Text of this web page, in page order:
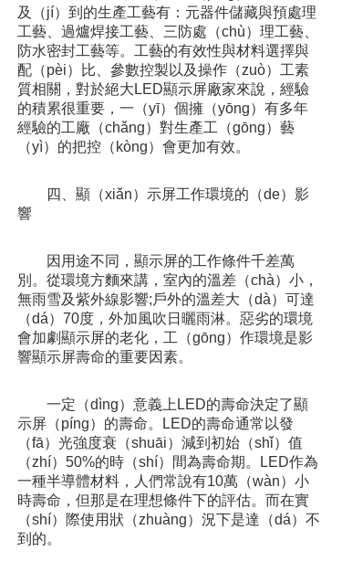
及（jí）到的生產工藝有：元器件儲藏與預處理
工藝、過爐焊接工藝、三防處（chù）理工藝、
防水密封工藝等。工藝的有效性與材料選擇與
配（pèi）比、參數控製以及操作（zuò）工素
質相關，對於絕大LED顯示屏廠家來說，經驗
的積累很重要，一（yī）個擁（yōng）有多年
經驗的工廠（chǎng）對生產工（gōng）藝
（yì）的把控（kòng）會更加有效。
四、顯（xiǎn）示屏工作環境的（de）影
響
因用途不同，顯示屏的工作條件千差萬
別。從環境方麵來講，室內的溫差（chà）小，
無雨雪及紫外線影響;戶外的溫差大（dà）可達
（dá）70度，外加風吹日曬雨淋。惡劣的環境
會加劇顯示屏的老化，工（gōng）作環境是影
響顯示屏壽命的重要因素。
一定（dìng）意義上LED的壽命決定了顯
示屏（píng）的壽命。LED的壽命通常以發
（fā）光強度衰（shuāi）減到初始（shǐ）值
（zhí）50%的時（shí）間為壽命期。LED作為
一種半導體材料，人們常說有10萬（wàn）小
時壽命，但那是在理想條件下的評估。而在實
（shí）際使用狀（zhuàng）況下是達（dá）不
到的。